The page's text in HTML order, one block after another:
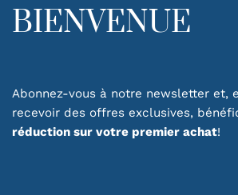
BIENVENUE
Abonnez-vous à notre newsletter et,
recevoir des offres exclusives,
réduction sur votre premier achat!